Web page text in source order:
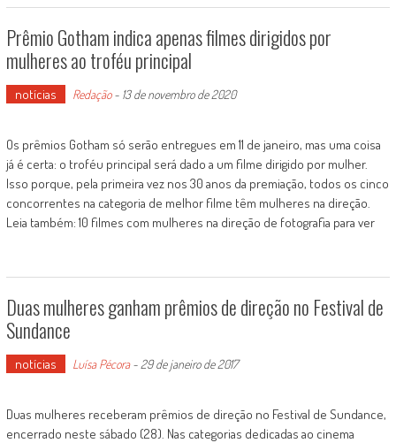
Prêmio Gotham indica apenas filmes dirigidos por
mulheres ao troféu principal
notícias Redação- 13 de novembro de 2020
Os prêmios Gotham só serão entregues em 11 de janeiro, mas uma coisa
já é certa: o troféu principal será dado a um filme dirigido por mulher.
Isso porque, pela primeira vez nos 30 anos da premiação, todos os cinco
concorrentes na categoria de melhor filme têm mulheres na direção.
Leia também: 10 filmes com mulheres na direção de fotografia para ver
Duas mulheres ganham prêmios de direção no Festival de
Sundance
notícias Luísa Pécora- 29 de janeiro de 2017
Duas mulheres receberam prêmios de direção no Festival de Sundance,
encerrado neste sábado (28). Nas categorias dedicadas ao cinema